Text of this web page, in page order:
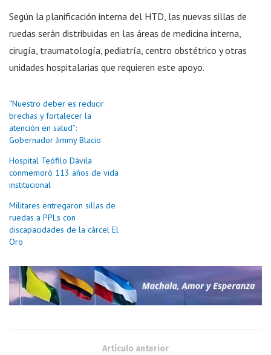
Según la planificación interna del HTD, las nuevas sillas de
ruedas serán distribuidas en las áreas de medicina interna,
cirugía, traumatología, pediatría, centro obstétrico y otras
unidades hospitalarias que requieren este apoyo.
“Nuestro deber es reducir
brechas y fortalecer la
atención en salud”:
Gobernador Jimmy Blacio
Hospital Teófilo Dávila
conmemoró 113 años de vida
institucional
Militares entregaron sillas de
ruedas a PPLs con
discapacidades de la cárcel El
Oro
Artículo anterior